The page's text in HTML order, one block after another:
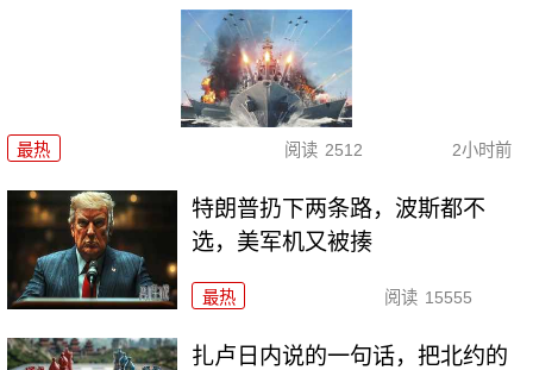
最热 阅读 2512 2小时前
特朗普扔下两条路，波斯都不
选，美军机又被揍
最热 阅读 15555
扎卢日内说的一句话，把北约的